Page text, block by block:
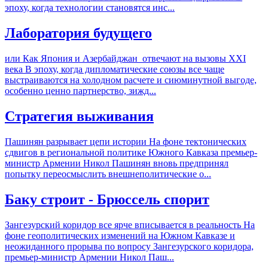
эпоху, когда технологии становятся инс...
Лаборатория будущего
или Как Япония и Азербайджан отвечают на вызовы XXI
века В эпоху, когда дипломатические союзы все чаще
выстраиваются на холодном расчете и сиюминутной выгоде,
особенно ценно партнерство, зижд...
Стратегия выживания
Пашинян разрывает цепи истории На фоне тектонических
сдвигов в региональной политике Южного Кавказа премьер-
министр Армении Никол Пашинян вновь предпринял
попытку переосмыслить внешнеполитические о...
Баку строит - Брюссель спорит
Зангезурский коридор все ярче вписывается в реальность На
фоне геополитических изменений на Южном Кавказе и
неожиданного прорыва по вопросу Зангезурского коридора,
премьер-министр Армении Никол Паш...